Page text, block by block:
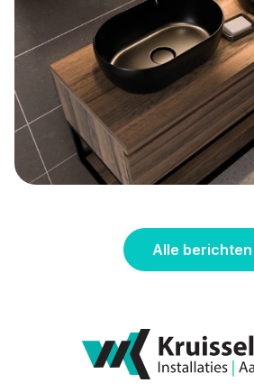
verschenen!Alle berichten